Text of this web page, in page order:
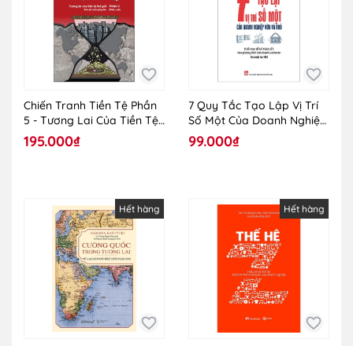
Chiến Tranh Tiền Tệ Phần
5 - Tương Lai Của Tiền Tệ
Thế Giới
195.000₫
7 Quy Tắc Tạo Lập Vị Trí
Số Một Của Doanh Nghiệp
Vừa Và Nhỏ
99.000₫
Hết hàng Hết hàng